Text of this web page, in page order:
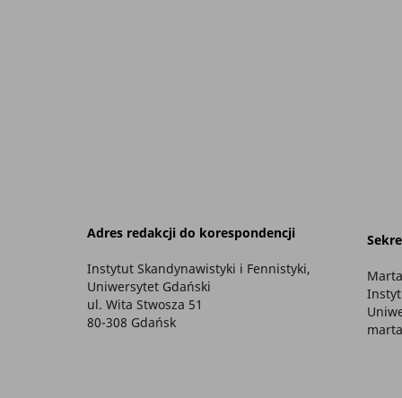
Adres redakcji do korespondencji
Instytut Skandynawistyki i Fennistyki,
Uniwersytet Gdański
ul. Wita Stwosza 51
80-308 Gdańsk